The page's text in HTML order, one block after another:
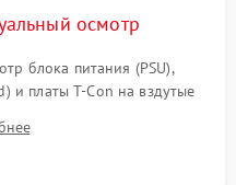
осмотр
блока питания (PSU),
и платы T-Con на вздутые
и целостности шлейфов.